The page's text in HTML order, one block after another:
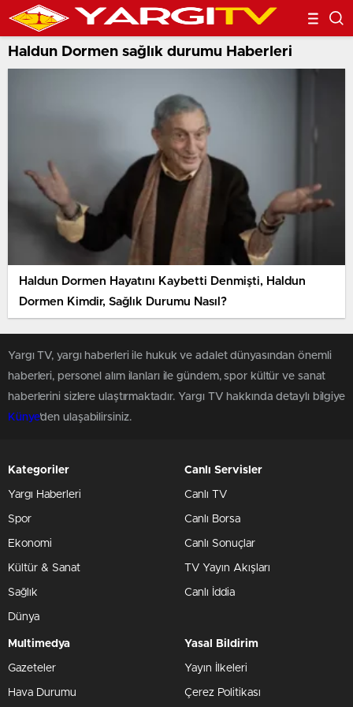
Haldun Dormen sağlık durumu Haberleri
Haldun Dormen Hayatını Kaybetti Denmişti, Haldun
Dormen Kimdir, Sağlık Durumu Nasıl?
Yargı TV, yargı haberleri ile hukuk ve adalet dünyasından önemli
haberleri, personel alım ilanları ile gündem, spor kültür ve sanat
haberlerini sizlere ulaştırmaktadır. Yargı TV hakkında detaylı bilgiye
Künye'den ulaşabilirsiniz.
Kategoriler
Yargı Haberleri
Spor
Ekonomi
Kültür & Sanat
Sağlık
Dünya
Canlı Servisler
Canlı TV
Canlı Borsa
Canlı Sonuçlar
TV Yayın Akışları
Canlı İddia
Multimedya
Gazeteler
Hava Durumu
Yasal Bildirim
Yayın İlkeleri
Çerez Politikası